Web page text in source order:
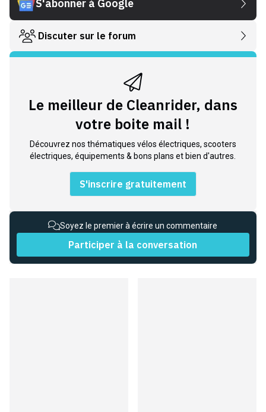
S'abonner à Google
Discuter sur le forum
Le meilleur de Cleanrider, dans
votre boite mail !
Découvrez nos thématiques vélos électriques, scooters
électriques, équipements & bons plans et bien d'autres.
S'inscrire gratuitement
Soyez le premier à écrire un commentaire
Participer à la conversation